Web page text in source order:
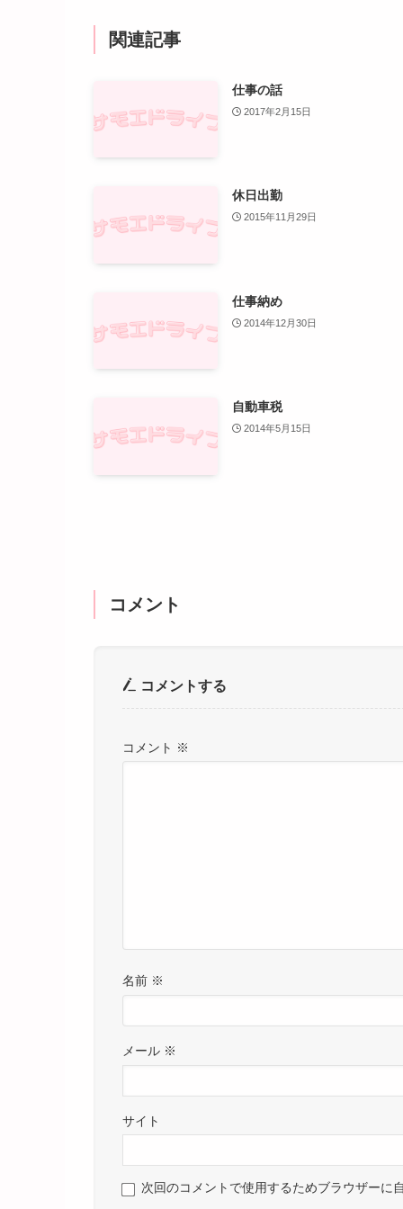
関連記事
仕事の話
2017年2月15日
休日出勤
2015年11月29日
仕事納め
2014年12月30日
自動車税
2014年5月15日
コメント
コメントする
コメント ※
名前 ※
メール ※
サイト
次回のコメントで使用するためブラウザーに